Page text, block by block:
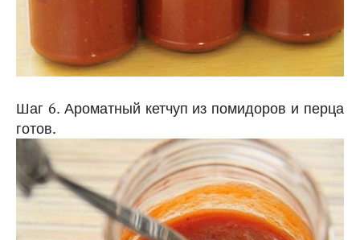
Шаг 6. Ароматный кетчуп из помидоров и перца
готов.